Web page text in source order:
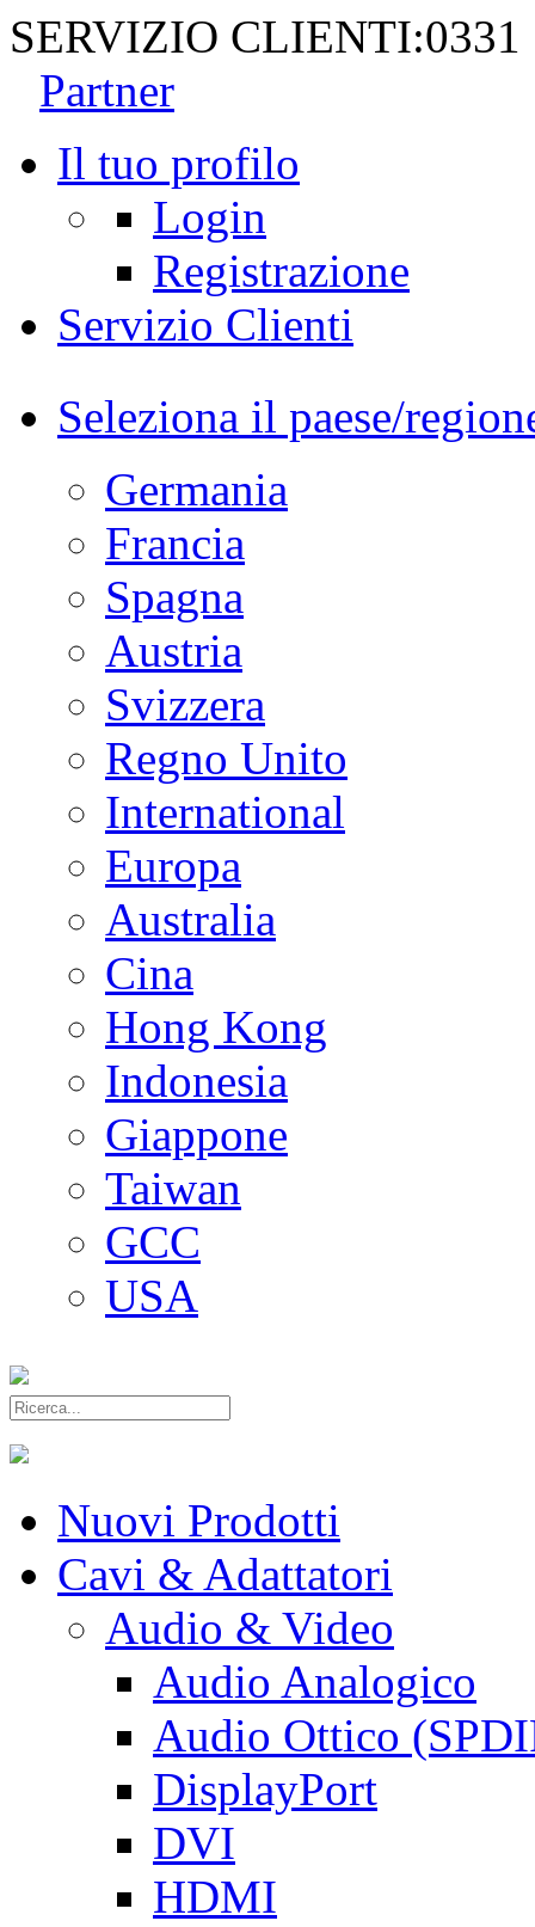
SERVIZIO CLIENTI:0331
Partner
Il tuo profilo
Login
Registrazione
Servizio Clienti
Seleziona il paese/
Germania
Francia
Spagna
Austria
Svizzera
Regno Unito
International
Europa
Australia
Cina
Hong Kong
Indonesia
Giappone
Taiwan
GCC
USA
Nuovi Prodotti
Cavi & Adattatori
Audio & Video
Audio Analogico
Audio Ottico
DisplayPort
DVI
HDMI